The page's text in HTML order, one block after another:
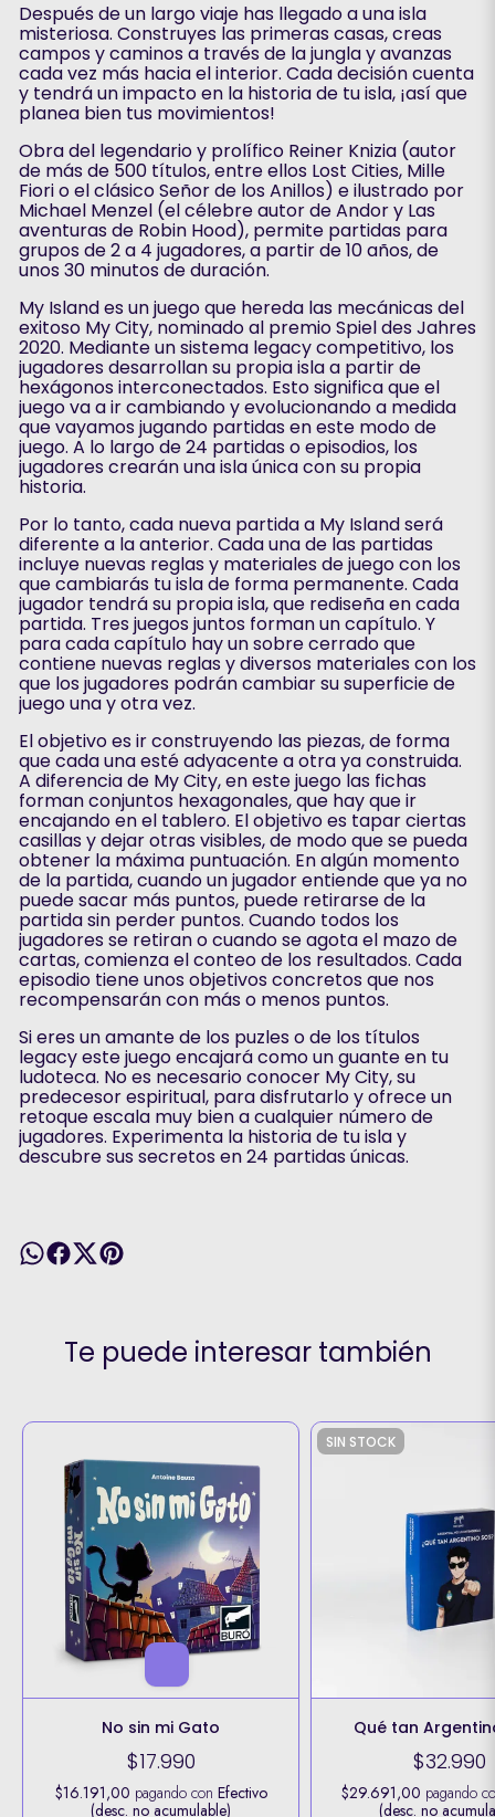
Después de un largo viaje has llegado a una isla
misteriosa. Construyes las primeras casas, creas
campos y caminos a través de la jungla y avanzas
cada vez más hacia el interior. Cada decisión cuenta
y tendrá un impacto en la historia de tu isla, ¡así que
planea bien tus movimientos!
Obra del legendario y prolífico Reiner Knizia (autor
de más de 500 títulos, entre ellos Lost Cities, Mille
Fiori o el clásico Señor de los Anillos) e ilustrado por
Michael Menzel (el célebre autor de Andor y Las
aventuras de Robin Hood), permite partidas para
grupos de 2 a 4 jugadores, a partir de 10 años, de
unos 30 minutos de duración.
My Island es un juego que hereda las mecánicas del
exitoso My City, nominado al premio Spiel des Jahres
2020. Mediante un sistema legacy competitivo, los
jugadores desarrollan su propia isla a partir de
hexágonos interconectados. Esto significa que el
juego va a ir cambiando y evolucionando a medida
que vayamos jugando partidas en este modo de
juego. A lo largo de 24 partidas o episodios, los
jugadores crearán una isla única con su propia
historia.
Por lo tanto, cada nueva partida a My Island será
diferente a la anterior. Cada una de las partidas
incluye nuevas reglas y materiales de juego con los
que cambiarás tu isla de forma permanente. Cada
jugador tendrá su propia isla, que rediseña en cada
partida. Tres juegos juntos forman un capítulo. Y
para cada capítulo hay un sobre cerrado que
contiene nuevas reglas y diversos materiales con los
que los jugadores podrán cambiar su superficie de
juego una y otra vez.
El objetivo es ir construyendo las piezas, de forma
que cada una esté adyacente a otra ya construida.
A diferencia de My City, en este juego las fichas
forman conjuntos hexagonales, que hay que ir
encajando en el tablero. El objetivo es tapar ciertas
casillas y dejar otras visibles, de modo que se pueda
obtener la máxima puntuación. En algún momento
de la partida, cuando un jugador entiende que ya no
puede sacar más puntos, puede retirarse de la
partida sin perder puntos. Cuando todos los
jugadores se retiran o cuando se agota el mazo de
cartas, comienza el conteo de los resultados. Cada
episodio tiene unos objetivos concretos que nos
recompensarán con más o menos puntos.
Si eres un amante de los puzles o de los títulos
legacy este juego encajará como un guante en tu
ludoteca. No es necesario conocer My City, su
predecesor espiritual, para disfrutarlo y ofrece un
retoque escala muy bien a cualquier número de
jugadores. Experimenta la historia de tu isla y
descubre sus secretos en 24 partidas únicas.
Te puede interesar también
No sin mi Gato
$17.990
$16.191,00 pagando con Efectivo
(desc. no acumulable)
SIN STOCK
Qué tan
$32.990
$29.691,00 pagando
(desc. no